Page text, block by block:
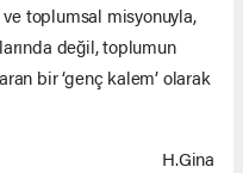
ve toplumsal misyonuyla,
değil, toplumun
bir ‘genç kalem’ olarak
H.Gina